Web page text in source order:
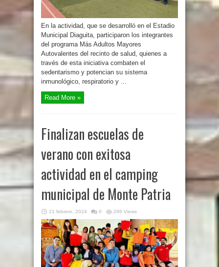
En la actividad, que se desarrolló en el Estadio
Municipal Diaguita, participaron los integrantes
del programa Más Adultos Mayores
Autovalentes del recinto de salud, quienes a
través de esta iniciativa combaten el
sedentarismo y potencian su sistema
inmunológico, respiratorio y ...
Read More »
Finalizan escuelas de
verano con exitosa
actividad en el camping
municipal de Monte Patria
21 febrero, 2024 0 286 Views